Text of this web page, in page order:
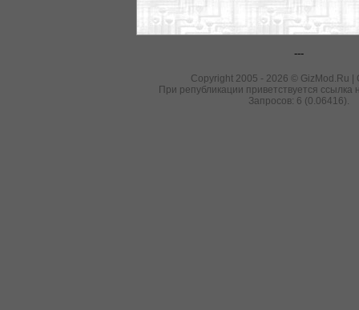
---
Copyright 2005 - 2026 © GizMod.Ru |
При републикации приветствуется ссылка
Запросов: 6 (0.06416).